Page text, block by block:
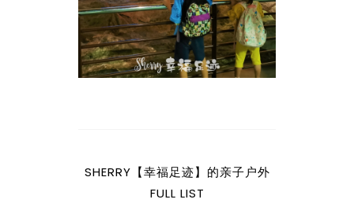
SHERRY【幸福足迹】的亲子户外
FULL LIST